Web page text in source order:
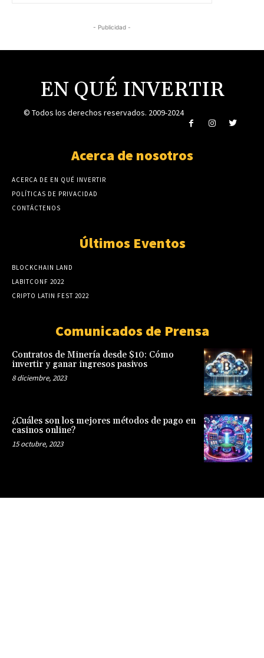
- Publicidad -
EN QUÉ INVERTIR
© Todos los derechos reservados. 2009-2024
Acerca de nosotros
ACERCA DE EN QUÉ INVERTIR
POLÍTICAS DE PRIVACIDAD
CONTÁCTENOS
Últimos Eventos
BLOCKCHAIN LAND
LABITCONF 2022
CRIPTO LATIN FEST 2022
Comunicados de Prensa
Contratos de Minería desde $10: Cómo
invertir y ganar ingresos pasivos
8 diciembre, 2023
¿Cuáles son los mejores métodos de pago en
casinos online?
15 octubre, 2023